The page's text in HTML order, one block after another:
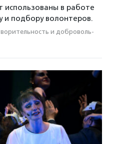
использованы в работе
и подбору волонтеров.
и доброволь­